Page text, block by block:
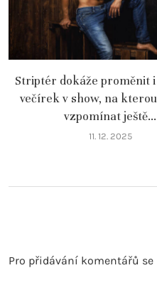
Striptér dokáže proměnit
večírek v show, na
vzpomínat ještě...
11. 12. 2025
Pro přidávání komentářů